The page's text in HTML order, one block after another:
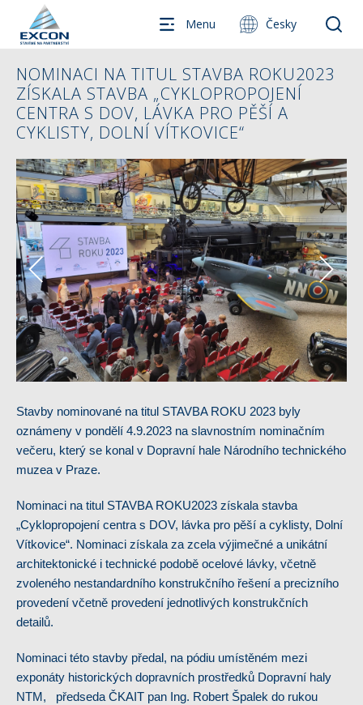
Menu Česky
NOMINACI NA TITUL STAVBA ROKU2023
ZÍSKALA STAVBA „CYKLOPROPOJENÍ
CENTRA S DOV, LÁVKA PRO PĚŠÍ A
CYKLISTY, DOLNÍ VÍTKOVICE“
Stavby nominované na titul STAVBA ROKU 2023 byly
oznámeny v pondělí 4.9.2023 na slavnostním nominačním
večeru, který se konal v Dopravní hale Národního technického
muzea v Praze.
Nominaci na titul STAVBA ROKU2023 získala stavba
„Cyklopropojení centra s DOV, lávka pro pěší a cyklisty, Dolní
Vítkovice“. Nominaci získala za zcela výjimečné a unikátní
architektonické i technické podobě ocelové lávky, včetně
zvoleného nestandardního konstrukčního řešení a precizního
provedení včetně provedení jednotlivých konstrukčních
detailů.
Nominaci této stavby předal, na pódiu umístěném mezi
exponáty historických dopravních prostředků Dopravní haly
NTM, předseda ČKAIT pan Ing. Robert Špalek do rukou